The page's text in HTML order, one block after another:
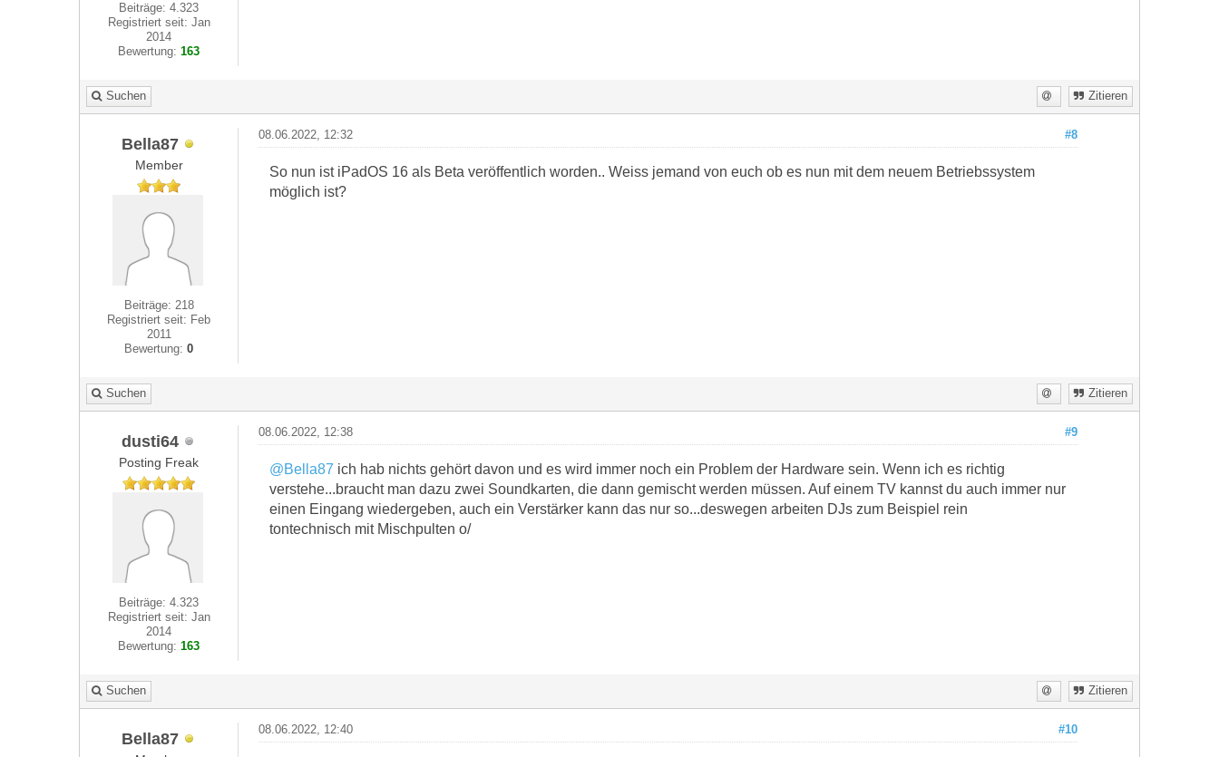
Beiträge: 4.323
Registriert seit: Jan
2014
Bewertung:163
Suchen Zitieren
Bella87
Member
Beiträge: 218
Registriert seit: Feb
2011
Bewertung:0
#8
08.06.2022, 12:32
So nun ist iPadOS 16 als Beta veröffentlich worden.. Weiss jemand von euch ob es nun mit dem neuem Betriebssystem
möglich ist?
Suchen Zitieren
dusti64
Posting Freak
Beiträge: 4.323
Registriert seit: Jan
2014
Bewertung:163
#9
08.06.2022, 12:38
@Bella87 ich hab nichts gehört davon und es wird immer noch ein Problem der Hardware sein. Wenn ich es richtig
verstehe...braucht man dazu zwei Soundkarten, die dann gemischt werden müssen. Auf einem TV kannst du auch immer nur
einen Eingang wiedergeben, auch ein Verstärker kann das nur so...deswegen arbeiten DJs zum Beispiel rein
tontechnisch mit Mischpulten o/
Suchen Zitieren
Bella87 #10
08.06.2022, 12:40